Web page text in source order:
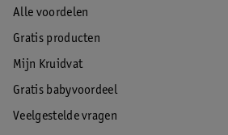
Alle voordelen
Gratis producten
Mijn Kruidvat
Gratis babyvoordeel
Veelgestelde vragen